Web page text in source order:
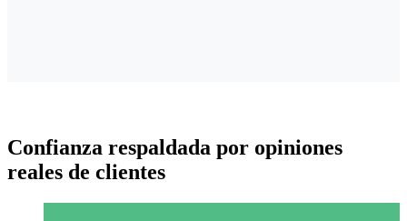
Confianza respaldada por opiniones
reales de clientes